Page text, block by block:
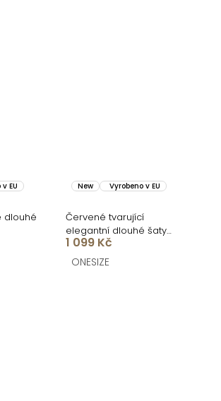
EU
dlouhé
New Vyrobeno v EU
Červené tvarující
elegantní dlouhé šaty
UMSEET
1 099 Kč
ONESIZE